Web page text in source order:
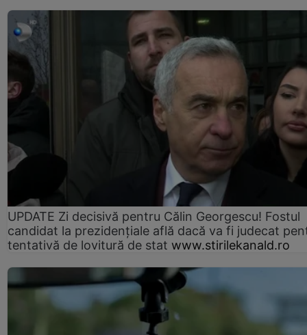
UPDATE Zi decisivă pentru Călin Georgescu! Fostul
candidat la prezidențiale află dacă va fi judecat
tentativă de lovitură de stat www.stirilekanald.ro